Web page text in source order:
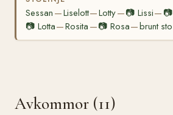
Sessan —Liselott—Lotty—📷 Lissi— 📷
📷 Lotta—Rosita —📷 Rosa—brunt sto
Avkommor (11)